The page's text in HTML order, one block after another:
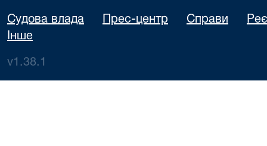
Судова влада Прес-центр Справи
Інше
v1.38.1